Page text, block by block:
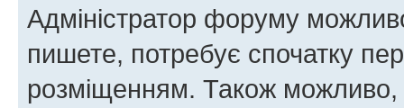
Адміністратор форуму
пишете, потребує спочатку
розміщенням. Також можливо,